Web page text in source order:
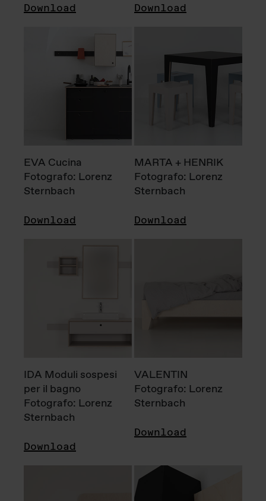
Download Download
EVA Cucina
Fotografo: Lorenz
Sternbach
Download
MARTA + HENRIK
Fotografo: Lorenz
Sternbach
Download
IDA Moduli sospesi
per il bagno
Fotografo: Lorenz
Sternbach
Download
VALENTIN
Fotografo: Lorenz
Sternbach
Download